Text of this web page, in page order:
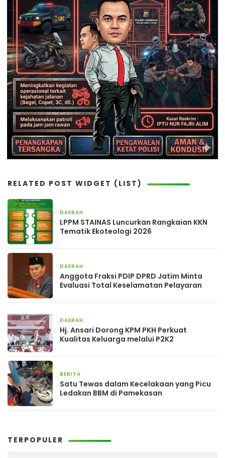
RELATED POST WIDGET (LIST)
DAERAH
LPPM STAINAS Luncurkan Rangkaian KKN
Tematik Ekoteologi 2026
DAERAH
Anggota Fraksi PDIP DPRD Jatim Minta
Evaluasi Total Keselamatan Pelayaran
DAERAH
Hj. Ansari Dorong KPM PKH Perkuat
Kualitas Keluarga melalui P2K2
BERITA
Satu Tewas dalam Kecelakaan yang Picu
Ledakan BBM di Pamekasan
TERPOPULER